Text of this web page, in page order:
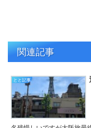
関連記事
とと記事